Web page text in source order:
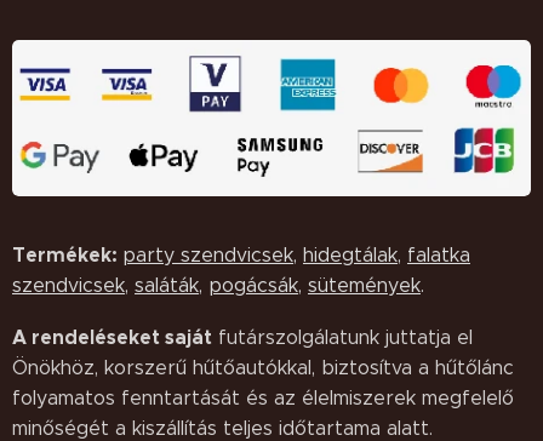
Termékek: party szendvicsek, hidegtálak, falatka
szendvicsek, saláták, pogácsák, sütemények.
A rendeléseket saját futárszolgálatunk juttatja el
Önökhöz, korszerű hűtőautókkal, biztosítva a hűtőlánc
folyamatos fenntartását és az élelmiszerek megfelelő
minőségét a kiszállítás teljes időtartama alatt.